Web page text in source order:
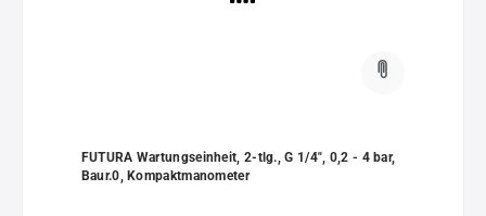
FUTURA Wartungseinheit, 2-tlg., G 1/4", 0,2 - 4 bar,
Baur.0, Kompaktmanometer